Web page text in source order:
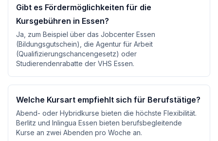
Gibt es Fördermöglichkeiten für die
Kursgebühren in Essen?
Ja, zum Beispiel über das Jobcenter Essen
(Bildungsgutschein), die Agentur für Arbeit
(Qualifizierungschancengesetz) oder
Studierendenrabatte der VHS Essen.
Welche Kursart empfiehlt sich für Berufstätige?
Abend- oder Hybridkurse bieten die höchste Flexibilität.
Berlitz und Inlingua Essen bieten berufsbegleitende
Kurse an zwei Abenden pro Woche an.